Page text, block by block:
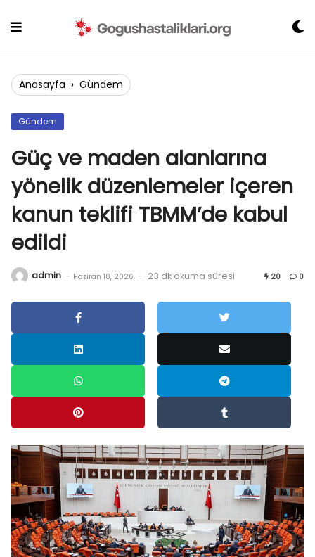
Anasayfa › Gündem
Gündem
Güç ve maden alanlarına
yönelik düzenlemeler içeren
kanun teklifi TBMM’de kabul
edildi
admin - Haziran 18, 2026 - 23 dk okuma süresi 20 0